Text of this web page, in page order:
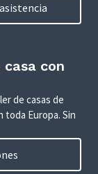
con
de casas de
toda Europa. Sin